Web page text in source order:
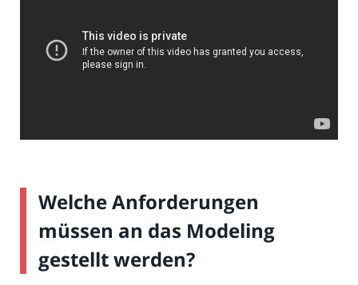
Welche Anforderungen
müssen an das Modeling
gestellt werden?